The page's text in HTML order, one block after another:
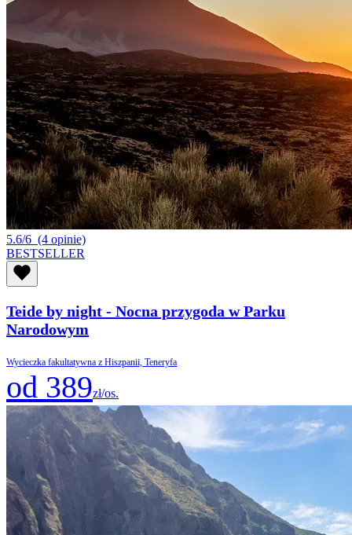
5.6/6 (4 opinie)
BESTSELLER
Teide by night - Nocna przygoda w Parku
Narodowym
Wycieczka fakultatywna z Hiszpanii, Teneryfa
od 389zł/os.